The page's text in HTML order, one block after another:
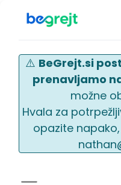
⚠️ BeGrejt.si
prenavljamo
možne
Hvala za
opazite